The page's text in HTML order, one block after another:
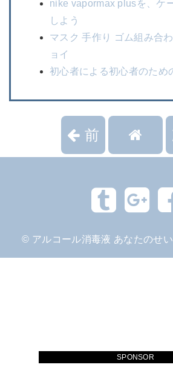
nike vapormax plusを、ケ
しよう
マスク 手作り ゴム組み合
ョイ
初心者による初心者のため
前
© アルコール消毒液 あなたのせ
SPONSOR